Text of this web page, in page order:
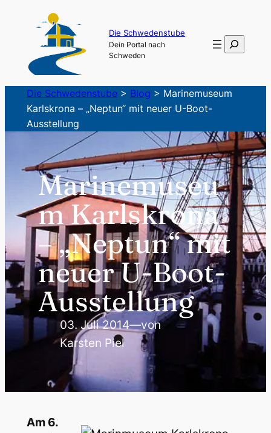
springen
Die Schwedenstube
Dein Portal nach
Schweden
Suchen
Die Schwedenstube> Blog > Marinemuseum
Karlskrona – „Neptun“ mit neuer U-Boot-
Ausstellung
Marinemuseu
m Karlskrona
– „Neptun“ mit
neuer U-Boot-
Ausstellung
03. Juli 2014—von
Karsten Piel
Am 6.